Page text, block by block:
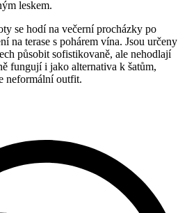
leskem.
se hodí na večerní procházky po
na terase s pohárem vína. Jsou určeny
působit sofistikovaně, ale nehodlají
fungují i jako alternativa k šatům,
neformální outfit.